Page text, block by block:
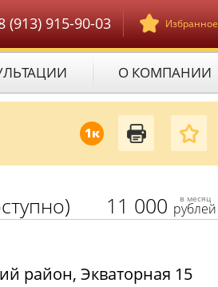
Избранное
(913) 915-90-03
О КОМПАНИИ
1к
11 000 в месяц
рублей
район, Экваторная 15